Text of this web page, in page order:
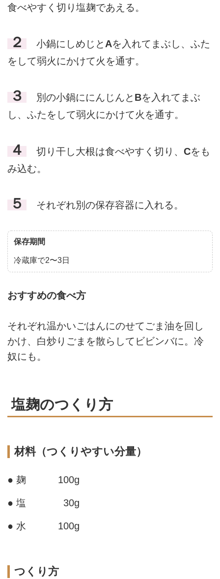
食べやすく切り塩麹であえる。
２ 小鍋にしめじと Aを入れてまぶし、ふた
をして弱火にかけて火を通す。
３ 別の小鍋ににんじんと Bを入れてまぶ
し、ふたをして弱火にかけて火を通す。
４ 切り干し大根は食べやすく切り、 Cをも
み込む。
５ それぞれ別の保存容器に入れる。
保存期間
冷蔵庫で2〜3日
おすすめの食べ方
それぞれ温かいごはんにのせてごま油を回し
かけ、白炒りごまを散らしてビビンバに。冷
奴にも。
塩麹のつくり方
材料（つくりやすい分量）
● 麹 100g
● 塩 30g
● 水 100g
つくり方